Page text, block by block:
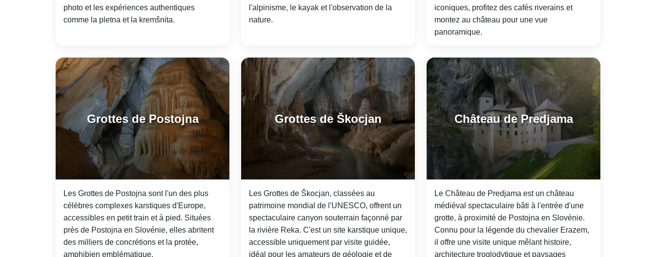
photo et les expériences authentiques
comme la pletna et la kremšnita.
l'alpinisme, le kayak et l'observation de la
nature.
iconiques, profitez des cafés riverains et
montez au château pour une vue
panoramique.
Grottes de Postojna
Les Grottes de Postojna sont l'un des plus
célèbres complexes karstiques d'Europe,
accessibles en petit train et à pied. Situées
près de Postojna en Slovénie, elles abritent
des milliers de concrétions et la protée,
amphibien emblématique.
Grottes de Škocjan
Les Grottes de Škocjan, classées au
patrimoine mondial de l'UNESCO, offrent un
spectaculaire canyon souterrain façonné par
la rivière Reka. C'est un site karstique unique,
accessible uniquement par visite guidée,
idéal pour les amateurs de géologie et de
Château de Predjama
Le Château de Predjama est un château
médiéval spectaculaire bâti à l'entrée d'une
grotte, à proximité de Postojna en Slovénie.
Connu pour la légende du chevalier Erazem,
il offre une visite unique mêlant histoire,
architecture troglodytique et paysages